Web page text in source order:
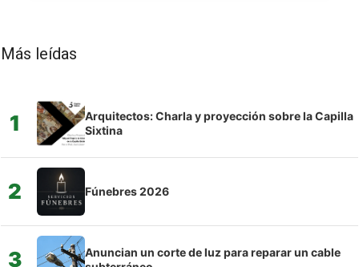
Más leídas
1
Arquitectos: Charla y proyección sobre la Capilla
Sixtina
2 Fúnebres 2026
3
Anuncian un corte de luz para reparar un cable